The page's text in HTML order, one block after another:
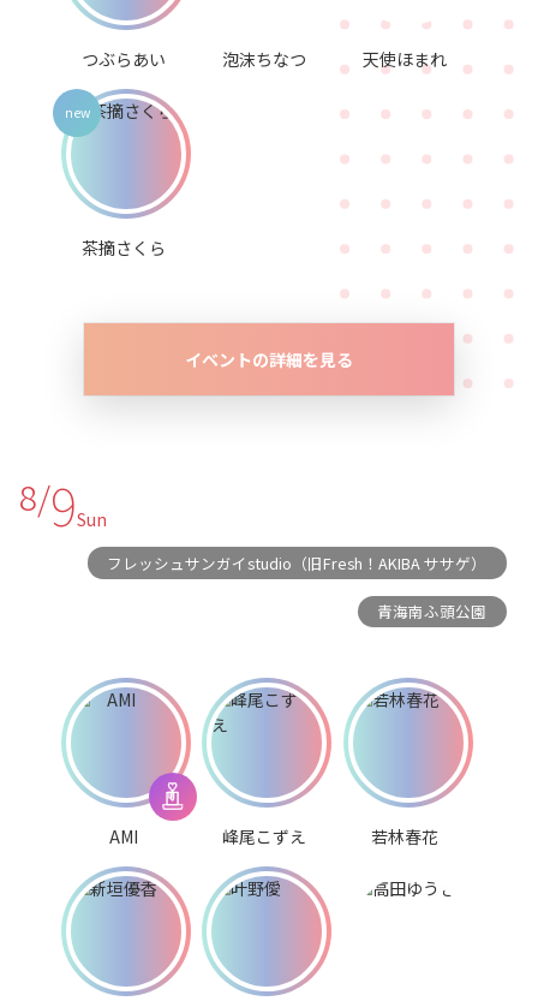
つぶらあい 泡沫ちなつ 天使ほまれ
茶摘さくら
イベントの詳細を見る
8/9Sun
フレッシュサンガイstudio（旧Fresh！AKIBA ササゲ）
青海南ふ頭公園
AMI 峰尾こずえ 若林春花